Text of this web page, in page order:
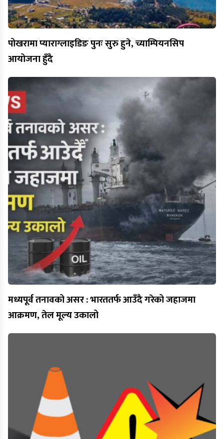
पोखरामा प्याराग्लाइडिङ पुनः सुरु हुने, च्याम्पियनसिप
आयोजना हुँदै
मध्यपूर्व तनावको असर : भारततर्फ आउँदै गरेको जहाजमा
आक्रमण, तेल मूल्य उकालो